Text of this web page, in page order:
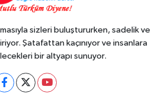
sizleri buluştururken, sadelik ve
Şatafattan kaçınıyor ve insanlara
bir altyapı sunuyor.